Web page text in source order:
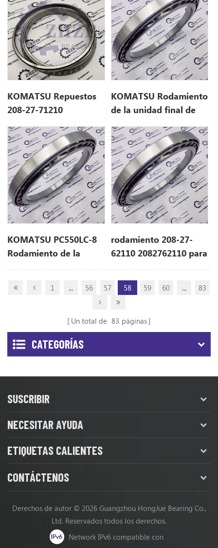
KOMATSU Repuestos
208-27-71210
PC490LC-10
KOMATSU Rodamiento
de la unidad final de
62110 2082762110 para
PC600-8
KOMATSU PC550LC-8
Rodamiento de la
unidad final 208-27-
rodamiento 208-27-
62110 2082762110 para
PC600LC-6A
1 ... 56 57 58 59 60 ... 83
Un total de 83 páginas
CATEGORÍAS
SUSCRIBIR
NECESITAR AYUDA
ETIQUETAS CALIENTES
CONTÁCTENOS
Derechos de autor © 2026 Guangzhou HongJue Bearing Co.,
Ltd. Reservados todos los derechos.
Network IPv6 compatible con